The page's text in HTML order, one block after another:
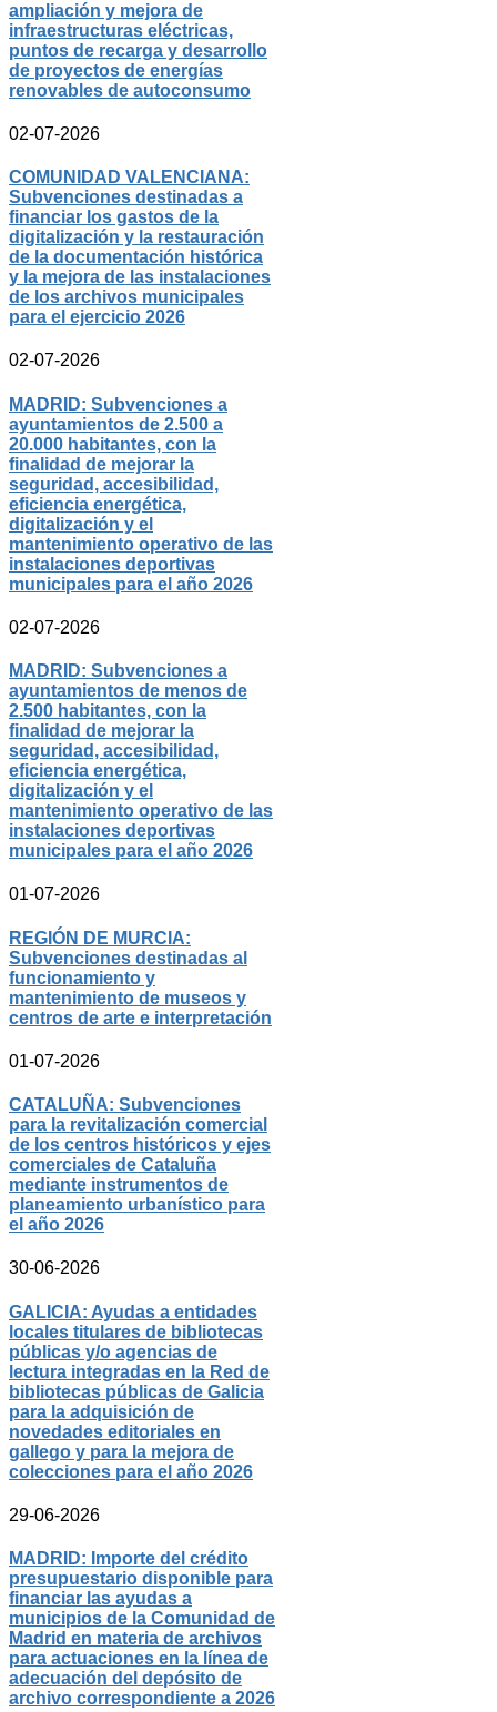
ampliación y mejora de
infraestructuras eléctricas,
puntos de recarga y desarrollo
de proyectos de energías
renovables de autoconsumo
02-07-2026
COMUNIDAD VALENCIANA:
Subvenciones destinadas a
financiar los gastos de la
digitalización y la restauración
de la documentación histórica
y la mejora de las instalaciones
de los archivos municipales
para el ejercicio 2026
02-07-2026
MADRID: Subvenciones a
ayuntamientos de 2.500 a
20.000 habitantes, con la
finalidad de mejorar la
seguridad, accesibilidad,
eficiencia energética,
digitalización y el
mantenimiento operativo de las
instalaciones deportivas
municipales para el año 2026
02-07-2026
MADRID: Subvenciones a
ayuntamientos de menos de
2.500 habitantes, con la
finalidad de mejorar la
seguridad, accesibilidad,
eficiencia energética,
digitalización y el
mantenimiento operativo de las
instalaciones deportivas
municipales para el año 2026
01-07-2026
REGIÓN DE MURCIA:
Subvenciones destinadas al
funcionamiento y
mantenimiento de museos y
centros de arte e interpretación
01-07-2026
CATALUÑA: Subvenciones
para la revitalización comercial
de los centros históricos y ejes
comerciales de Cataluña
mediante instrumentos de
planeamiento urbanístico para
el año 2026
30-06-2026
GALICIA: Ayudas a entidades
locales titulares de bibliotecas
públicas y/o agencias de
lectura integradas en la Red de
bibliotecas públicas de Galicia
para la adquisición de
novedades editoriales en
gallego y para la mejora de
colecciones para el año 2026
29-06-2026
MADRID: Importe del crédito
presupuestario disponible para
financiar las ayudas a
municipios de la Comunidad de
Madrid en materia de archivos
para actuaciones en la línea de
adecuación del depósito de
archivo correspondiente a 2026